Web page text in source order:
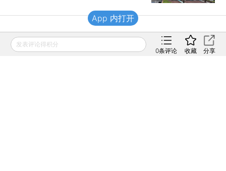
财新移动
发表评论得积分
0条评论 收藏 分享
App 内打开